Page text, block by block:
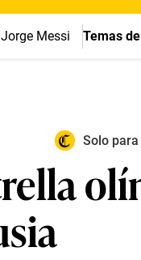
Jorge Messi Temas
Solo